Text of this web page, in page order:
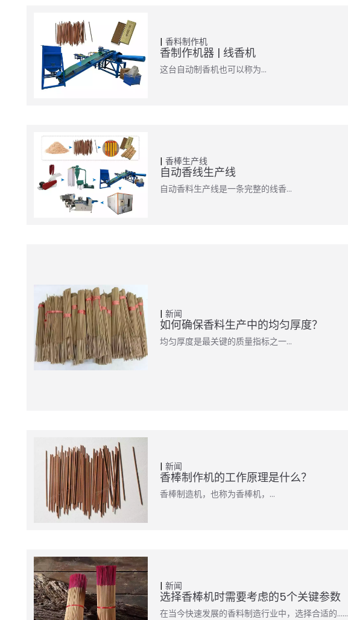
香料制作机
香制作机器 | 线香机
这台自动制香机也可以称为…
香棒生产线
自动香线生产线
自动香料生产线是一条完整的线香…
新闻
如何确保香料生产中的均匀厚度？
均匀厚度是最关键的质量指标之一…
新闻
香棒制作机的工作原理是什么？
香棒制造机，也称为香棒机，…
新闻
选择香棒机时需要考虑的5个关键参数
在当今快速发展的香料制造行业中，选择合适的……